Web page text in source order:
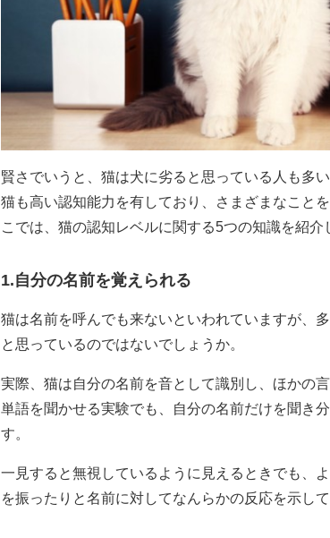
賢さでいうと、猫は犬に劣ると思っている人も多
猫も高い認知能力を有しており、さまざまなこと
こでは、猫の認知レベルに関する5つの知識を紹介
1.自分の名前を覚えられる
猫は名前を呼んでも来ないといわれていますが、
と思っているのではないでしょうか。
実際、猫は自分の名前を音として識別し、ほかの
単語を聞かせる実験でも、自分の名前だけを聞き
す。
一見すると無視しているように見えるときでも、
を振ったりと名前に対してなんらかの反応を示し